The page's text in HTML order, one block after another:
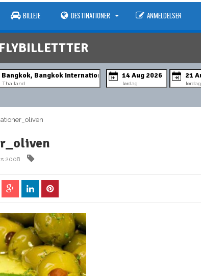
BILLEJE DESTINATIONER ANMELDELSER
Thailand lørdag lørdag
2008